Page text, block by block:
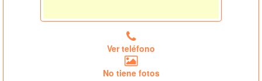
Ver teléfono
No tiene fotos